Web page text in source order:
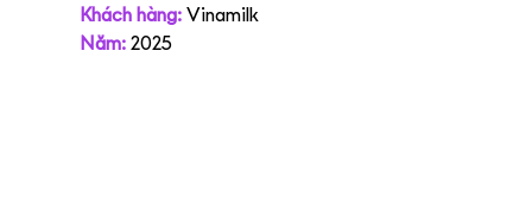
Khách hàng: Vinamilk
Năm: 2025